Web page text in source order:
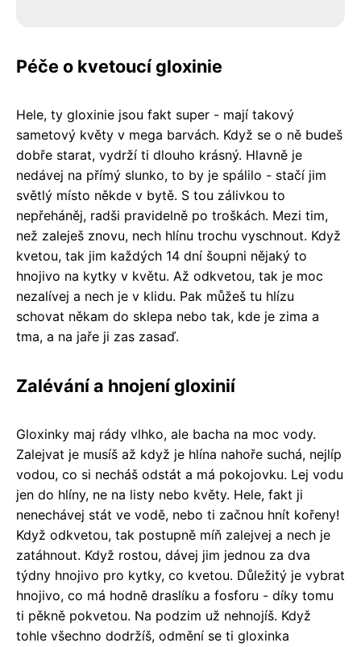
Péče o kvetoucí gloxinie
Hele, ty gloxinie jsou fakt super - mají takový
sametový květy v mega barvách. Když se o ně budeš
dobře starat, vydrží ti dlouho krásný. Hlavně je
nedávej na přímý slunko, to by je spálilo - stačí jim
světlý místo někde v bytě. S tou zálivkou to
nepřeháněj, radši pravidelně po troškách. Mezi tim,
než zaleješ znovu, nech hlínu trochu vyschnout. Když
kvetou, tak jim každých 14 dní šoupni nějaký to
hnojivo na kytky v květu. Až odkvetou, tak je moc
nezalívej a nech je v klidu. Pak můžeš tu hlízu
schovat někam do sklepa nebo tak, kde je zima a
tma, a na jaře ji zas zasaď.
Zalévání a hnojení gloxinií
Gloxinky maj rády vlhko, ale bacha na moc vody.
Zalejvat je musíš až když je hlína nahoře suchá, nejlíp
vodou, co si necháš odstát a má pokojovku. Lej vodu
jen do hlíny, ne na listy nebo květy. Hele, fakt ji
nenechávej stát ve vodě, nebo ti začnou hnít kořeny!
Když odkvetou, tak postupně míň zalejvej a nech je
zatáhnout. Když rostou, dávej jim jednou za dva
týdny hnojivo pro kytky, co kvetou. Důležitý je vybrat
hnojivo, co má hodně draslíku a fosforu - díky tomu
ti pěkně pokvetou. Na podzim už nehnojíš. Když
tohle všechno dodržíš, odmění se ti gloxinka